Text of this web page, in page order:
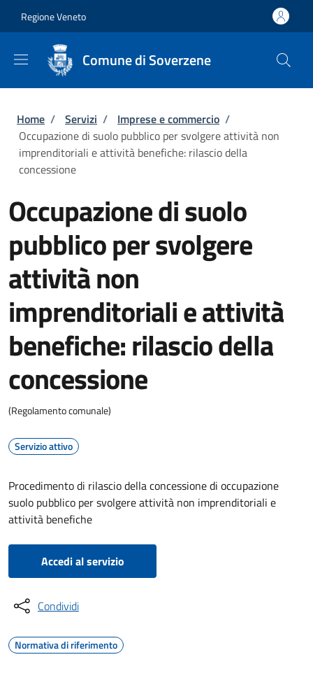
Regione Veneto
Comune di Soverzene
Briciole di pane
Home / Servizi / Imprese e commercio /
Occupazione di suolo pubblico per svolgere attività non
imprenditoriali e attività benefiche: rilascio della
concessione
Occupazione di suolo
pubblico per svolgere
attività non
imprenditoriali e attività
benefiche: rilascio della
concessione
(Regolamento comunale)
Servizio attivo
Procedimento di rilascio della concessione di occupazione
suolo pubblico per svolgere attività non imprenditoriali e
attività benefiche
Accedi al servizio
Condividi
Normativa di riferimento